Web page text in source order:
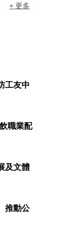
+ 更多
工友中
職業配
及文體
推動公